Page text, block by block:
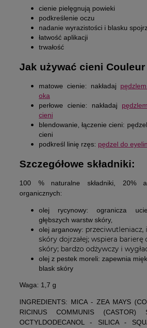
cienie pielęgnują powieki
podkreślenie oczu
nadanie wyrazistości i blasku
łatwość aplikacji
trwałość
Jak używać cieni Couleur
matowe cienie: nakładaj
oka
perłowe cienie: nakładaj
cieni
blendowanie, łączenie cieni:
cieni
podkreśl linię rzęs: pędzel do
Szczegółowe składniki:
100 % naturalne składniki, 20%
organicznych:
olej rycynowy:ogranicza
głębszych warstw skóry,
olej arganowy: przeciwutleniacz,
skóry dojrzałej; wspiera barierę
skóry; bardzo odżywczy i
olej z pestek moreli: zapewnia
blask skóry
Waga: 1,7 g
INGREDIENTS: MICA - ZEA MAYS
RICINUS COMMUNIS
OCTYLDODECANOL - SILICA -